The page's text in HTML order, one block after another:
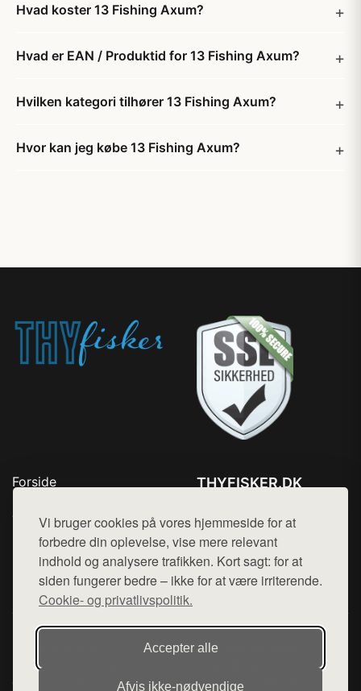
Vi bruger cookies på vores hjemmeside for at
forbedre din oplevelse, vise mere relevant
indhold og analysere trafikken. Kort sagt: for at
siden fungerer bedre – ikke for at være irriterende.
Cookie- og privatlivspolitik.
Accepter alle
Afvis ikke‑nødvendige
Hvad koster 13 Fishing Axum?
Hvad er EAN / Produktid for 13 Fishing Axum?
Hvilken kategori tilhører 13 Fishing Axum?
Hvor kan jeg købe 13 Fishing Axum?
Forside
Top Rabatter
Kontakt
THYFISKER.DK
Mail: hej@want.dk
Cookie- og privatlivspolitik
Denne side er en del af want.dk, der udgiver en række
hjemmesider med præsentation af forskellige produkter fra
diverse webshops. Der sælges ikke varer fra denne side - vi